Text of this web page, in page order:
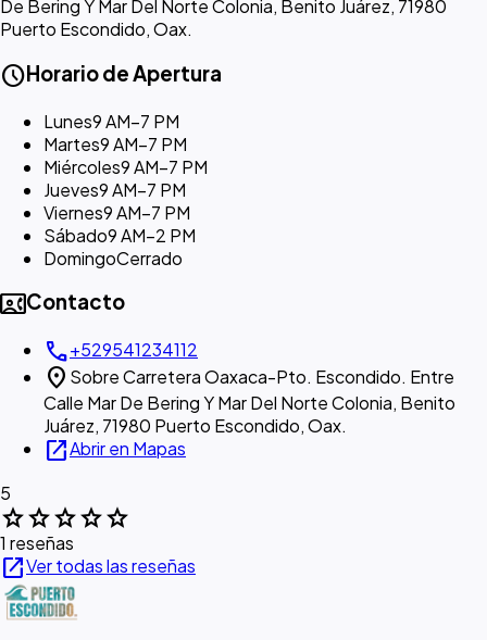
De Bering Y Mar Del Norte Colonia, Benito Juárez, 71980
Puerto Escondido, Oax.
scheduleHorario de Apertura
Lunes9 AM–7 PM
Martes9 AM–7 PM
Miércoles9 AM–7 PM
Jueves9 AM–7 PM
Viernes9 AM–7 PM
Sábado9 AM–2 PM
DomingoCerrado
contact_phoneContacto
call+529541234112
location_on Sobre Carretera Oaxaca-Pto. Escondido. Entre
Calle Mar De Bering Y Mar Del Norte Colonia, Benito
Juárez, 71980 Puerto Escondido, Oax.
open_in_newAbrir en Mapas
5
starstarstarstarstar
1 reseñas
open_in_newVer todas las reseñas